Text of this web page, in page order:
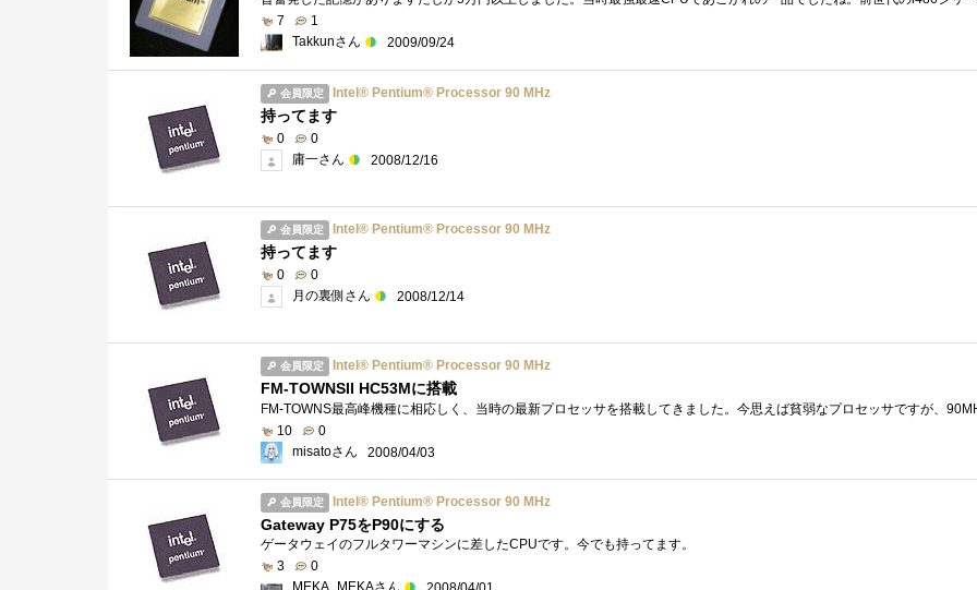
7
1
Takkunさん
2009/09/24
会員限定 Intel® Pentium® Processor 90 MHz
持ってます
0
0
庸一さん
2008/12/16
会員限定 Intel® Pentium® Processor 90 MHz
持ってます
0
0
月の裏側さん
2008/12/14
会員限定 Intel® Pentium® Processor 90 MHz
FM-TOWNSII HC53Mに搭載
10
0
misatoさん
2008/04/03
会員限定 Intel® Pentium® Processor 90 MHz
Gateway P75をP90にする
ゲータウェイのフルタワーマシンに差したCPUです。今でも持ってます。
3
0